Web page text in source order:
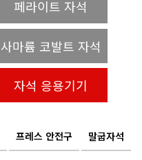
페라이트 자석
사마륨 코발트 자석
자석 응용기기
프레스 안전구 말굽자석